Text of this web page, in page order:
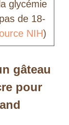
glycémie
de 18-
NIH)
gâteau
pour